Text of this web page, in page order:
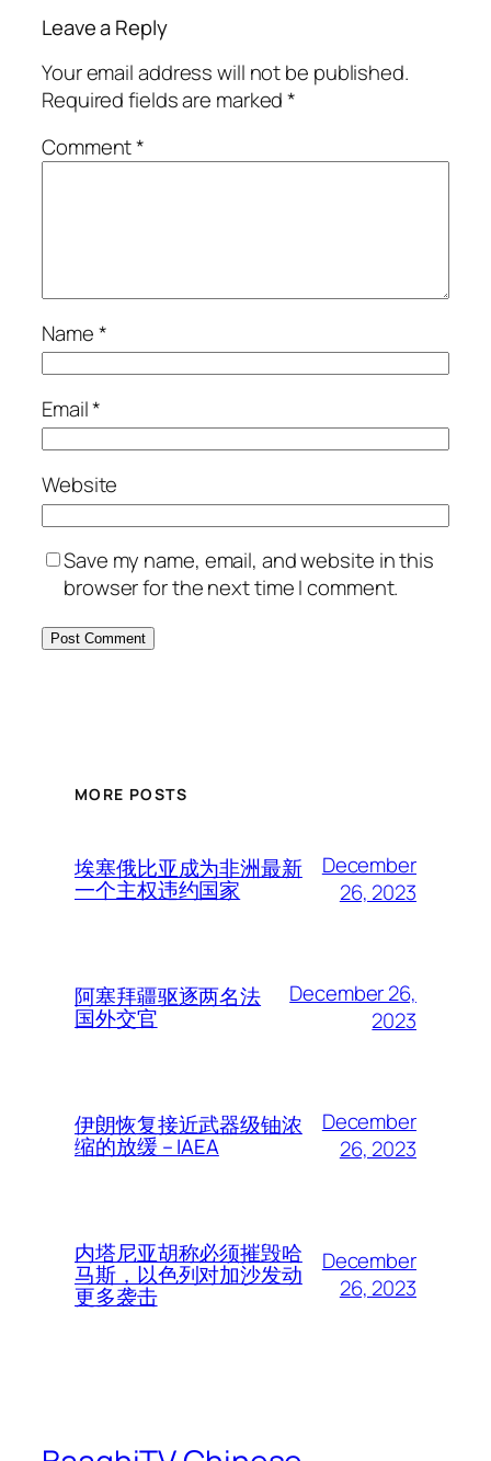
Leave a Reply
Your email address will not be published.
Required fields are marked*
Comment*
Name*
Email*
Website
Save my name, email, and website in this
browser for the next time I comment.
MORE POSTS
埃塞俄比亚成为非洲最新
一个主权违约国家
December
26, 2023
阿塞拜疆驱逐两名法
国外交官
December 26,
2023
伊朗恢复接近武器级铀浓
缩的放缓 – IAEA
December
26, 2023
内塔尼亚胡称必须摧毁哈
马斯，以色列对加沙发动
更多袭击
December
26, 2023